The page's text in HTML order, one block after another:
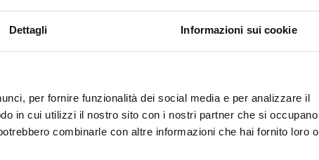
Dettagli Informazioni sui cookie
per fornire funzionalità dei social media e per analizzare il
in cui utilizzi il nostro sito con i nostri partner che si occupano
combinarle con altre informazioni che hai fornito loro o